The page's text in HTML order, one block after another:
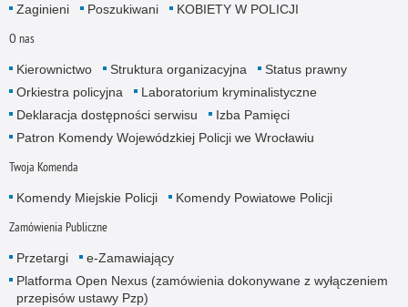
Zaginieni
Poszukiwani KOBIETY W POLICJI
O nas
Kierownictwo Struktura organizacyjna
Status prawny
Orkiestra policyjna
Laboratorium kryminalistyczne
Deklaracja dostępności serwisu
Izba Pamięci
Patron Komendy Wojewódzkiej Policji we Wrocławiu
Twoja Komenda
Komendy Miejskie Policji Komendy Powiatowe Policji
Zamówienia Publiczne
Przetargi
e-Zamawiający
Platforma Open Nexus (zamówienia dokonywane z wyłączeniem
przepisów ustawy Pzp)